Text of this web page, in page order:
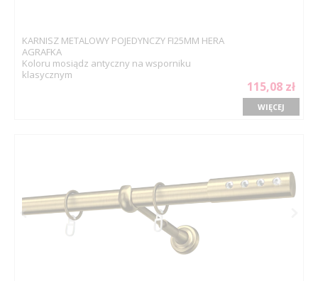
KARNISZ METALOWY POJEDYNCZY FI25MM HERA
AGRAFKA
Koloru mosiądz antyczny na wsporniku
klasycznym
115,08 zł
WIĘCEJ